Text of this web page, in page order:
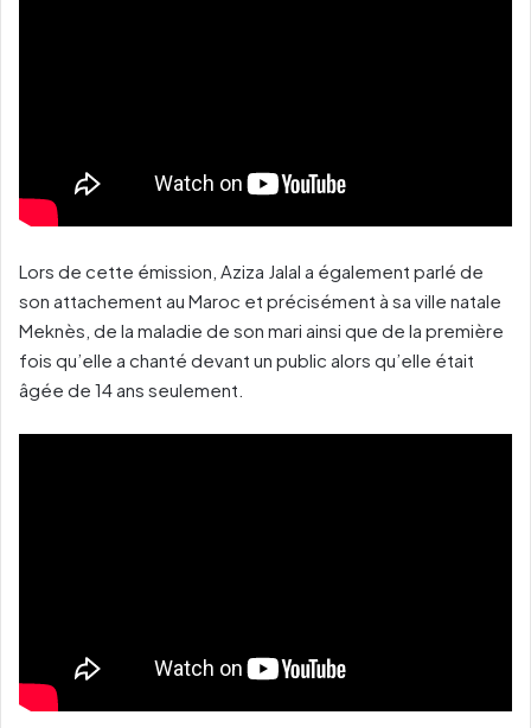
Lors de cette émission, Aziza Jalal a également parlé de
son attachement au Maroc et précisément à sa ville natale
Meknès, de la maladie de son mari ainsi que de la première
fois qu’elle a chanté devant un public alors qu’elle était
âgée de 14 ans seulement.